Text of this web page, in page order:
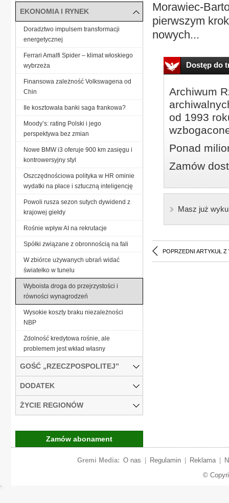
Morawiec-
pierwszym
nowych...
Dostęp do
Archiwum
od 1993
Ponad
Zamów
Masz już
POPRZEDNI ARTYKUŁ Z
EKONOMIA I RYNEK
Doradztwo impulsem transformacji
energetycznej
Ferrari Amalfi Spider – klimat włoskiego
wybrzeża
Finansowa zależność Volkswagena od
Chin
Ile kosztowała banki saga frankowa?
Moody’s: rating Polski i jego
perspektywa bez zmian
Nowe BMW i3 oferuje 900 km zasięgu i
kontrowersyjny styl
Oszczędnościowa polityka w HR ominie
wydatki na płace i sztuczną inteligencję
Powoli rusza sezon sutych dywidend z
krajowej giełdy
Rośnie wpływ AI na rekrutacje
Spółki związane z obronnością na fali
W zbiórce używanych ubrań widać
światełko w tunelu
Wyboista droga do przejrzystości i
równości wynagrodzeń
Wysokie koszty braku niezależności
NBP
Zdolność kredytowa rośnie, ale
problemem jest wkład własny
GOŚĆ „RZECZPOSPOLITEJ”
DODATEK
ŻYCIE REGIONÓW
Zamów abonament
Gremi Media: O nas Regulamin Reklama
©